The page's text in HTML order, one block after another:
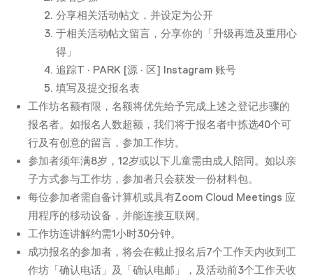
分享相关活动帖文，并设定为公开
于相关活动帖文留言，分享你的「升级再造及重用心
得」
追踪T · PARK [源 · 区] Instagram 账号
填写及提交报名表
工作坊名额有限，名额将优先给予完成上述之登记步骤的
报名者。如报名人数超额，我们将于报名者中拣选40个可
行及有创意的留言，参加工作坊。
参加者须年满8岁，12岁或以下儿童需由成人陪同。如以亲
子方式参与工作坊，参加者只会获发一份材料包。
每位参加者需自备计算机或具有Zoom Cloud Meetings 应
用程序的移动设备，并能连接互联网。
工作坊连讲解约需1小时30分钟。
成功报名的参加者，将会在截止报名后7个工作天内收到工
作坊「确认电话」及「确认电邮」，及活动前3个工作天收